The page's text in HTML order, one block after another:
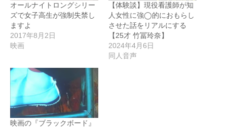
オールナイトロングシリー
ズで女子高生が強制失禁し
ますよ
2017年8月2日
映画
【体験談】現役看護師が知
人女性に強◯的におもらし
させた話をリアルにする
【25才 竹冨玲奈】
2024年4月6日
同人音声
映画の『ブラックボード』